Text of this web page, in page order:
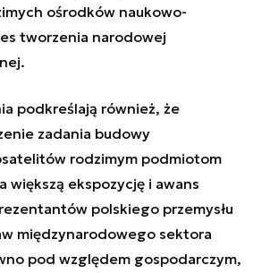
ośrodków naukowo-
tworzenia narodowej
podkreślają również, że
zadania budowy
rodzimym podmiotom
większą ekspozycję i awans
polskiego przemysłu
międzynarodowego sektora
pod względem gospodarczym,